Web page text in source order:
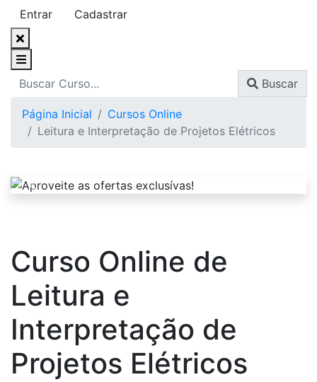
Entrar
Cadastrar
Buscar
Página Inicial
Cursos Online
Leitura e Interpretação de Projetos Elétricos
Curso Online de
Leitura e
Interpretação de
Projetos Elétricos